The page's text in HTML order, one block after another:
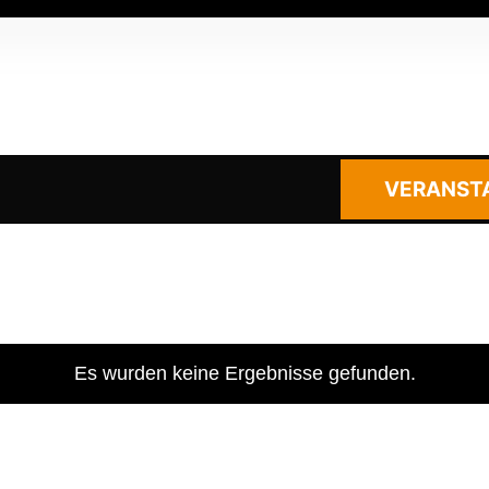
Hinweis
Es wurden keine Ergebnisse gefunden.